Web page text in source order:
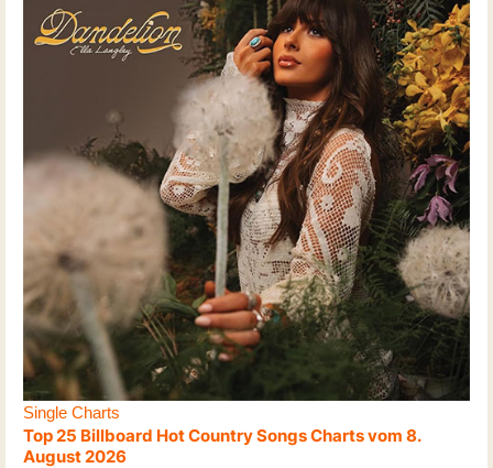
Single Charts
Top 25 Billboard Hot Country Songs Charts vom 8.
August 2026